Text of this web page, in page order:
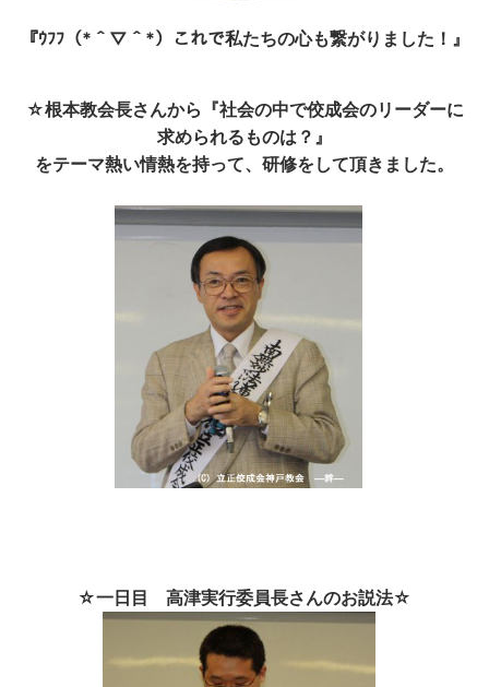
『ｳﾌﾌ（*＾▽＾*）これで私たちの心も繋がりました！』
☆根本教会長さんから『社会の中で佼成会のリーダーに
求められるものは？』
をテーマ熱い情熱を持って、研修をして頂きました。
☆一日目 高津実行委員長さんのお説法☆